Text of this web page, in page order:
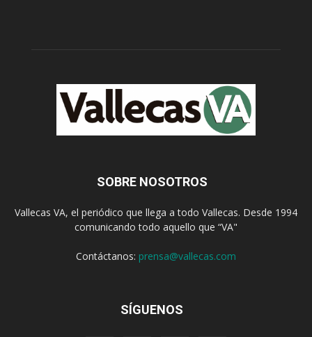
SOBRE NOSOTROS
Vallecas VA, el periódico que llega a todo Vallecas. Desde 1994
comunicando todo aquello que “VA"
Contáctanos: prensa@vallecas.com
SÍGUENOS